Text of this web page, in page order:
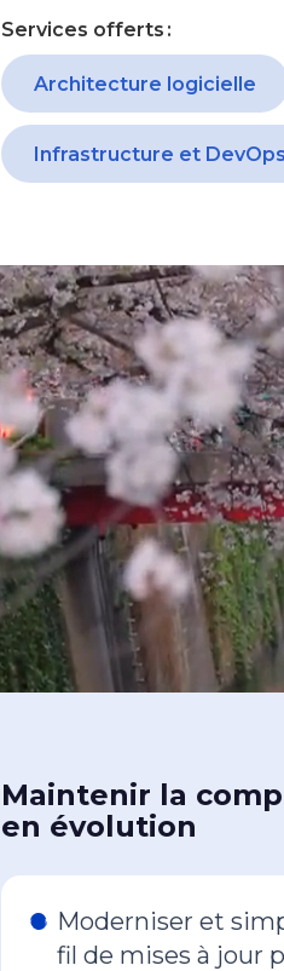
Services offerts :
Architecture logicielle
Infrastructure et DevOps
Maintenir la
en évolution
Moderniser et
fil de mises à jour